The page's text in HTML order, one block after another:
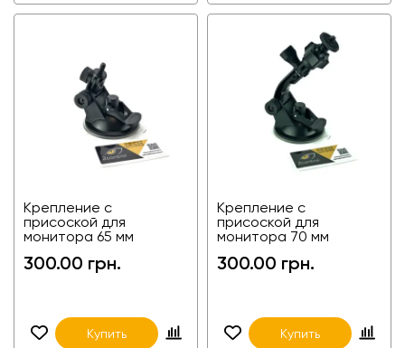
Крепление с
присоской для
монитора 65 мм
300.00 грн.
Купить
Крепление с
присоской для
монитора 70 мм
300.00 грн.
Купить